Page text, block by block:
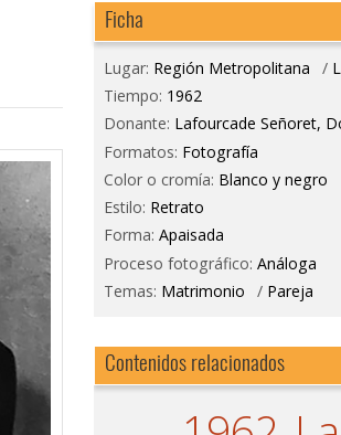
Ficha
Lugar: Región Metropolitana /
Tiempo: 1962
Donante: Lafourcade Señoret,
Formatos: Fotografía
Color o cromía: Blanco y negro
Estilo: Retrato
Forma: Apaisada
Proceso fotográfico: Análoga
Temas: Matrimonio / Pareja
Contenidos relacionados